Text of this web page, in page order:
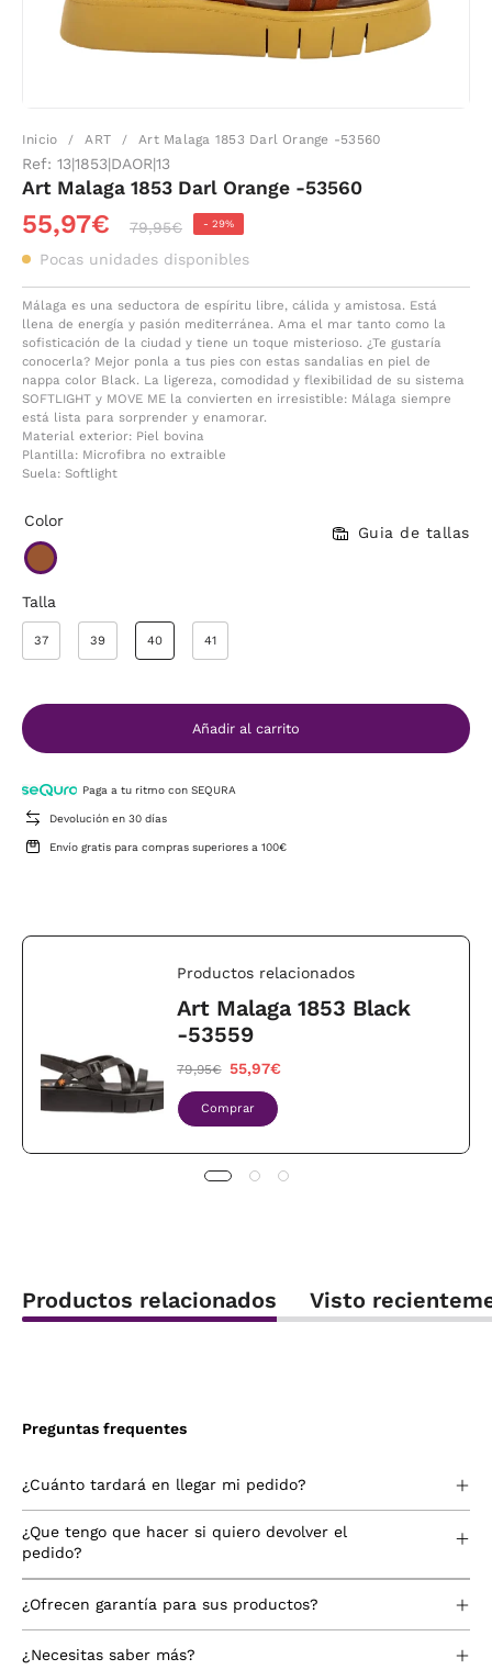
Inicio / ART / Art Malaga 1853 Darl Orange -53560
Ref: 13|1853|DAOR|13
Art Malaga 1853 Darl Orange -53560
55,97€ 79,95€ - 29%
Pocas unidades disponibles
Málaga es una seductora de espíritu libre, cálida y amistosa. Está
llena de energía y pasión mediterránea. Ama el mar tanto como la
sofisticación de la ciudad y tiene un toque misterioso. ¿Te gustaría
conocerla? Mejor ponla a tus pies con estas sandalias en piel de
nappa color Black. La ligereza, comodidad y flexibilidad de su sistema
SOFTLIGHT y MOVE ME la convierten en irresistible: Málaga siempre
está lista para sorprender y enamorar.
Material exterior: Piel bovina
Plantilla: Microfibra no extraible
Suela: Softlight
Color
Talla
Guia de tallas
37 39 40 41
Añadir al carrito
Paga a tu ritmo con SEQURA
Devolución en 30 días
Envío gratis para compras superiores a 100€
Productos relacionados
Art Malaga 1853 Black
-53559
79,95€ 55,97€
Comprar
Productos relacionados Visto
Preguntas frequentes
¿Cuánto tardará en llegar mi pedido?
¿Que tengo que hacer si quiero devolver el
pedido?
¿Ofrecen garantía para sus productos?
¿Necesitas saber más?